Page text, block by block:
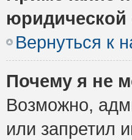
Вернуться к
Почему я не
Возможно,
или запретил